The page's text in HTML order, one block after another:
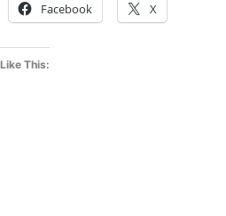
Facebook X
Like This: